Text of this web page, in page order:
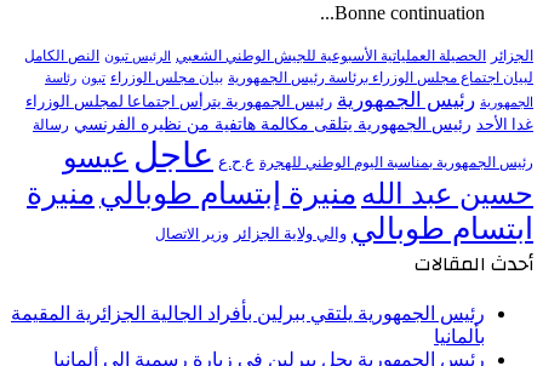
Bonne continuation...
الجزائر الحصيلة العملياتية الأسبوعية للجيش الوطني الشعبي الرئيس تبون النص الكامل
لبيان اجتماع مجلس الوزراء برئاسة رئيس الجمهورية بيان مجلس الوزراء تبون رئاسة
الجمهورية رئيس الجمهورية رئيس الجمهورية يترأس اجتماعا لمجلس الوزراء
غدا الأحد رئيس الجمهورية يتلقى مكالمة هاتفية من نظيره الفرنسي رسالة
رئيس الجمهورية بمناسبة اليوم الوطني للهجرة ع.ح.ع عاجل عيسو
حسين عبد الله منيرة إبتسام طوبالي منيرة
ابتسام طوبالي والي ولاية الجزائر وزير الاتصال
أحدث المقالات
رئيس الجمهورية يلتقي ببرلين بأفراد الجالية الجزائرية المقيمة
بألمانيا
رئيس الجمهورية يحل ببرلين في زيارة رسمية إلى ألمانيا